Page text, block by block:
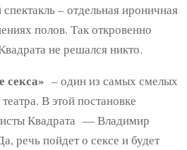
– отдельная ироничная
полов. Так откровенно
не решался никто.
секса» – один из самых смелых
В этой постановке
Квадрата — Владимир
речь пойдет о сексе и будет